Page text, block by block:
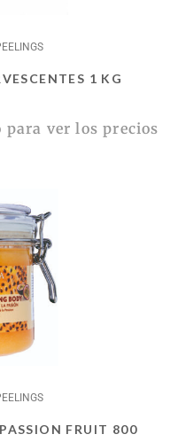
1 KG
ver los precios
FRUIT 800